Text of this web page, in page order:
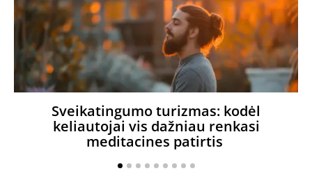
Sveikatingumo turizmas: kodėl
keliautojai vis dažniau renkasi
meditacines patirtis